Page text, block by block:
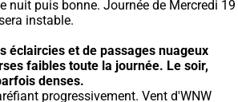
nuit puis bonne. Journée de Mercredi 19
instable.
éclaircies et de passages nuageux
faibles toute la journée. Le soir,
denses.